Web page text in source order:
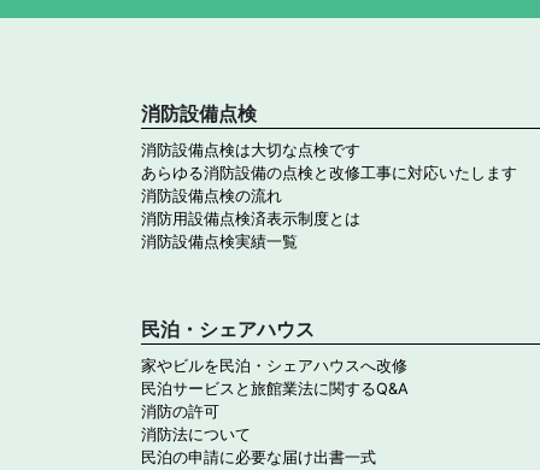
消防設備点検
消防設備点検は大切な点検です
あらゆる消防設備の点検と改修工事に対応いたします
消防設備点検の流れ
消防用設備点検済表示制度とは
消防設備点検実績一覧
民泊・シェアハウス
家やビルを民泊・シェアハウスへ改修
民泊サービスと旅館業法に関するQ&A
消防の許可
消防法について
民泊の申請に必要な届け出書一式